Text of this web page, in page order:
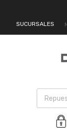
SUCURSALES